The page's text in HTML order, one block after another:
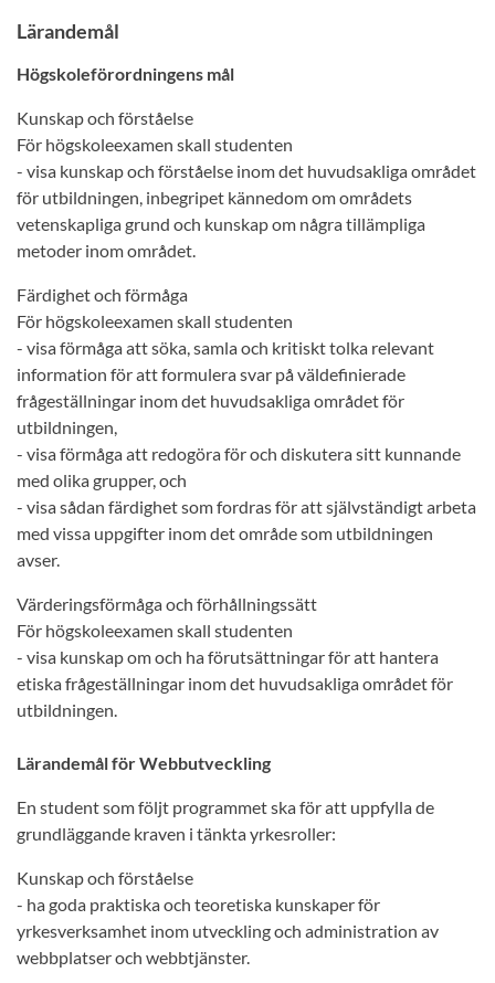
Lärandemål
Högskoleförordningens mål
Kunskap och förståelse
För högskoleexamen skall studenten
- visa kunskap och förståelse inom det huvudsakliga området
för utbildningen, inbegripet kännedom om områdets
vetenskapliga grund och kunskap om några tillämpliga
metoder inom området.
Färdighet och förmåga
För högskoleexamen skall studenten
- visa förmåga att söka, samla och kritiskt tolka relevant
information för att formulera svar på väldefinierade
frågeställningar inom det huvudsakliga området för
utbildningen,
- visa förmåga att redogöra för och diskutera sitt kunnande
med olika grupper, och
- visa sådan färdighet som fordras för att självständigt arbeta
med vissa uppgifter inom det område som utbildningen
avser.
Värderingsförmåga och förhållningssätt
För högskoleexamen skall studenten
- visa kunskap om och ha förutsättningar för att hantera
etiska frågeställningar inom det huvudsakliga området för
utbildningen.
Lärandemål för Webbutveckling
En student som följt programmet ska för att uppfylla de
grundläggande kraven i tänkta yrkesroller:
Kunskap och förståelse
- ha goda praktiska och teoretiska kunskaper för
yrkesverksamhet inom utveckling och administration av
webbplatser och webbtjänster.